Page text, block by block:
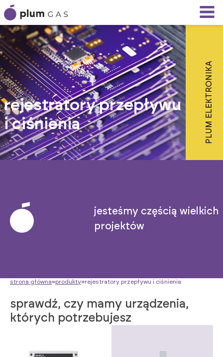
rejestratory przepływu
i ciśnienia
PLUM ELEKTRONIKA
jesteśmy częścią wielkich
projektów
strona główna»produkty»rejestratory przepływu i ciśnienia
sprawdź, czy mamy urządzenia,
których potrzebujesz